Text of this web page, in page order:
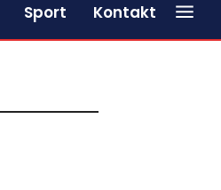
Sport Kontakt